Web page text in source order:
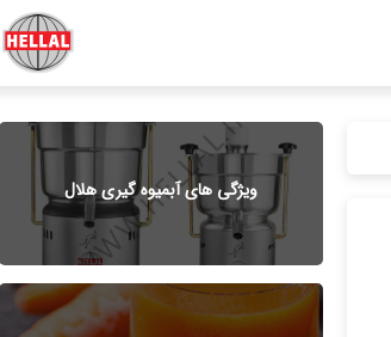
ویژگی های آبمیوه گیری هلال